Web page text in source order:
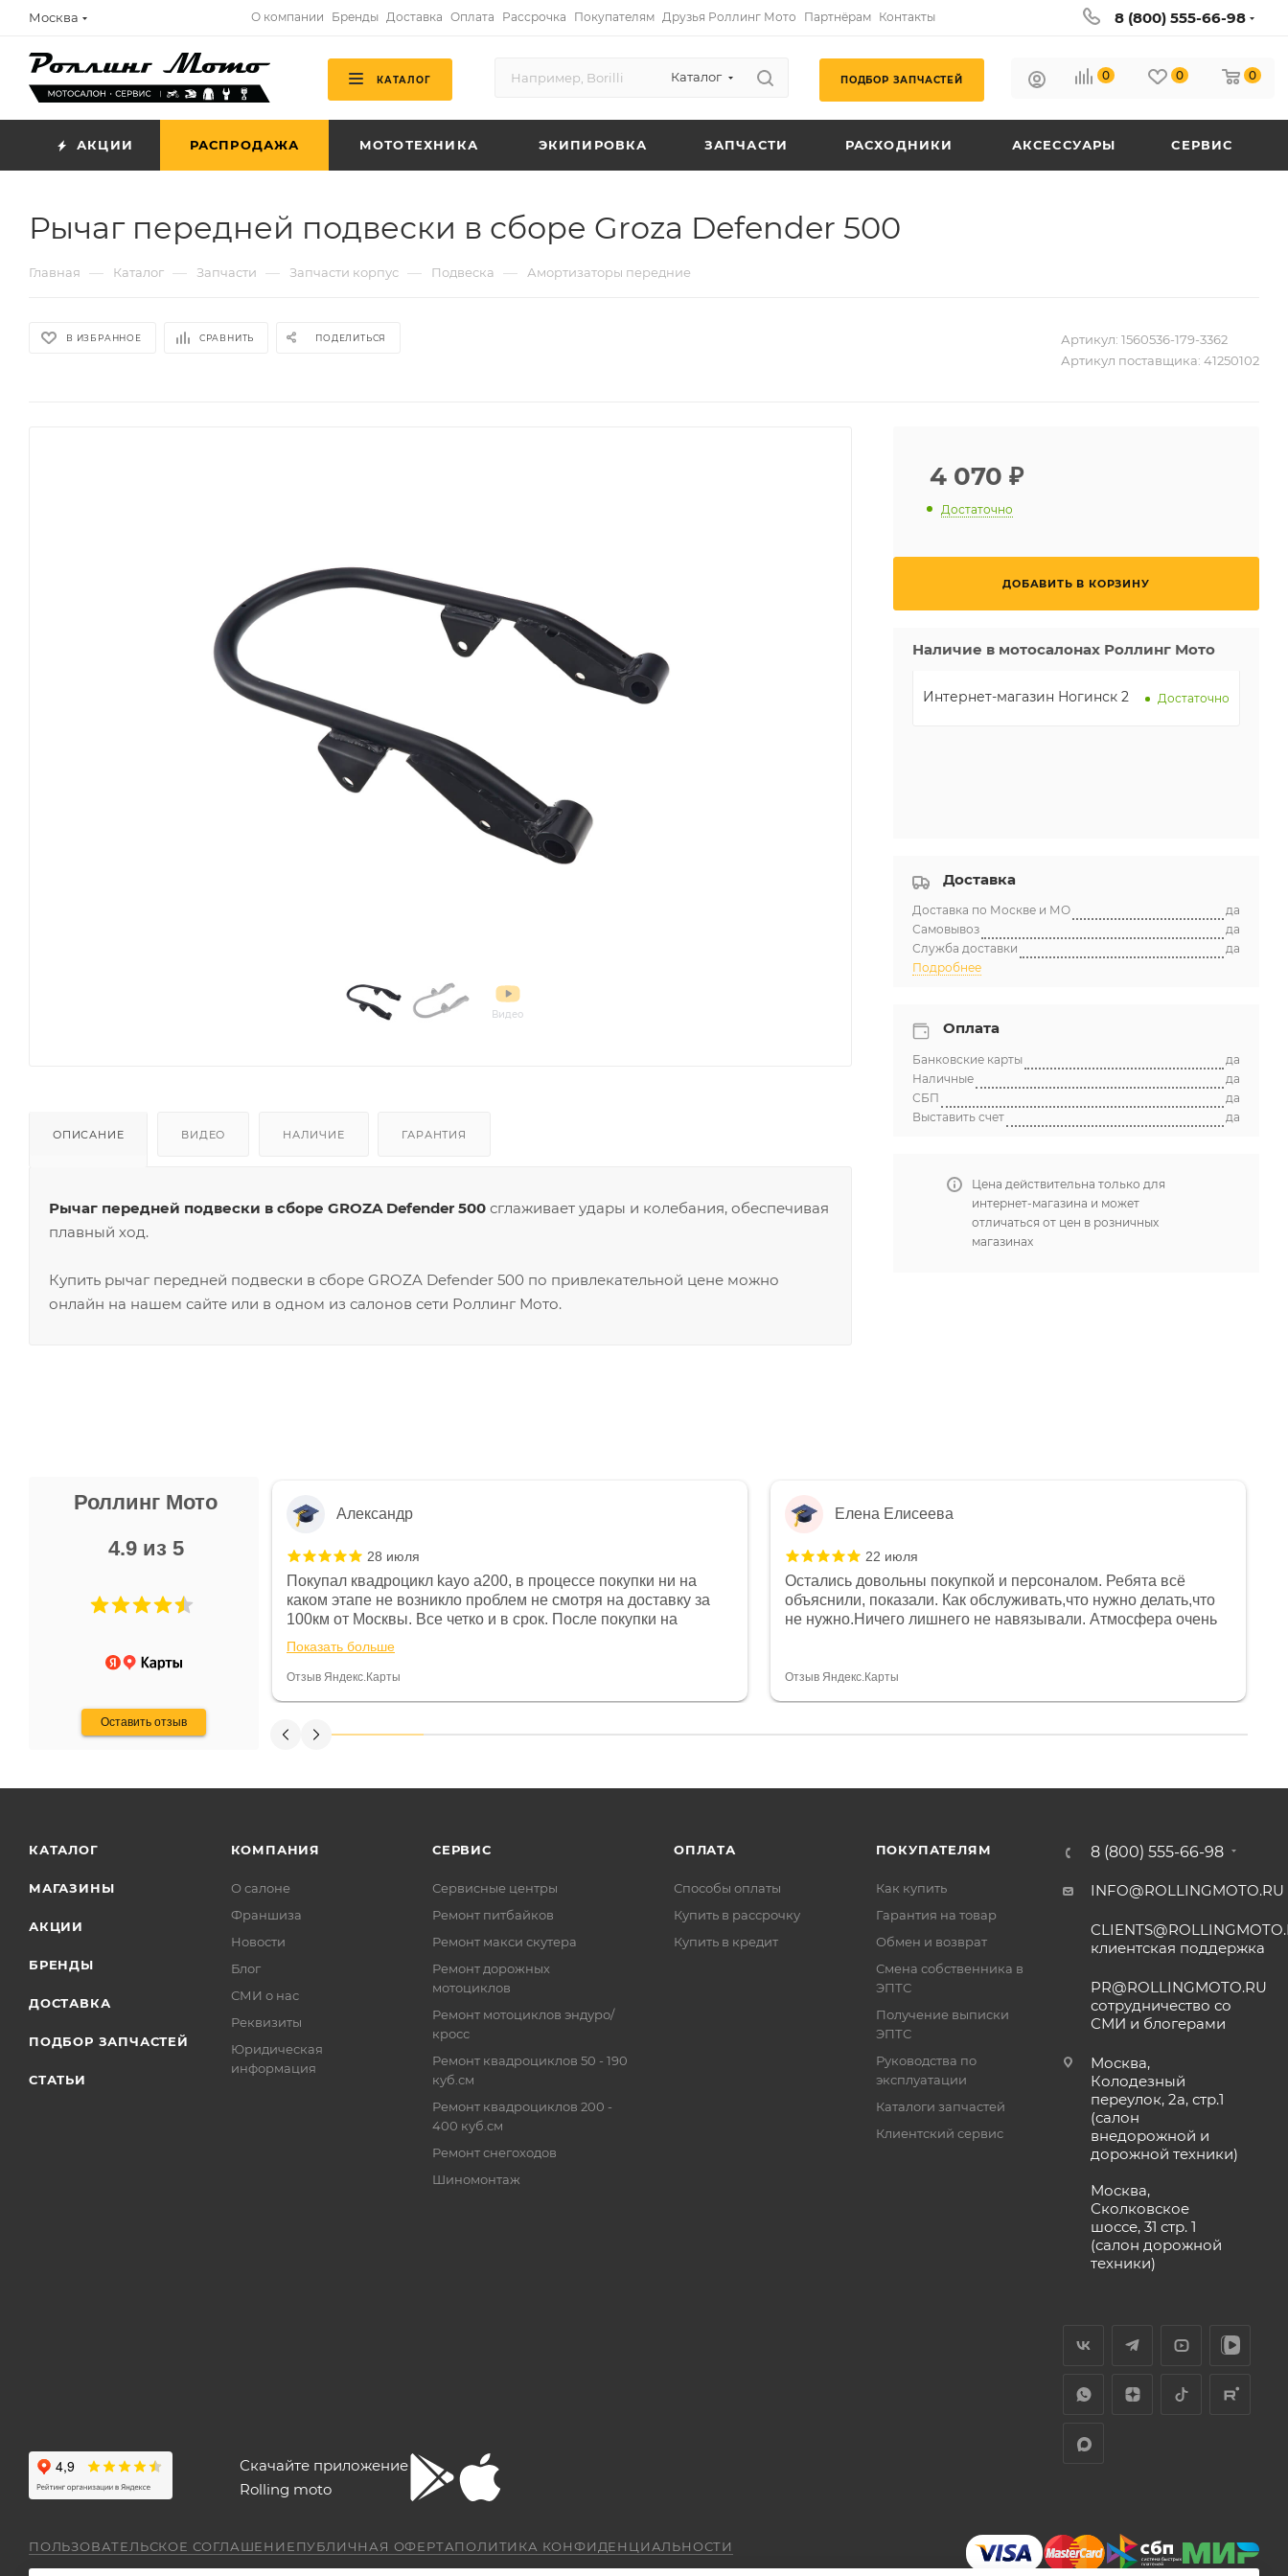
Москва О компании Бренды Доставка Оплата Рассрочка Покупателям Друзья Роллинг Мото Партнёрам Контакты 8 (800) 555-66-98
КАТАЛОГ Каталог ПОДБОР ЗАПЧАСТЕЙ 0 0 0
АКЦИИ РАСПРОДАЖА МОТОТЕХНИКА ЭКИПИРОВКА ЗАПЧАСТИ РАСХОДНИКИ АКСЕССУАРЫ СЕРВИС
Рычаг передней подвески в сборе Groza Defender 500
Главная — Каталог — Запчасти — Запчасти корпус — Подвеска — Амортизаторы передние
В ИЗБРАННОЕ СРАВНИТЬ ПОДЕЛИТЬСЯ Артикул: 1560536-179-3362
Артикул поставщика: 41250102
Видео
ОПИСАНИЕ ВИДЕО НАЛИЧИЕ ГАРАНТИЯ
Рычаг передней подвески в сборе GROZA Defender 500 сглаживает удары и колебания, обеспечивая
плавный ход.
Купить рычаг передней подвески в сборе GROZA Defender 500 по привлекательной цене можно
онлайн на нашем сайте или в одном из салонов сети Роллинг Мото.
4 070 ₽
Достаточно
ДОБАВИТЬ В КОРЗИНУ
Наличие в мотосалонах Роллинг Мото
Интернет-магазин Ногинск 2 Достаточно
Доставка
Доставка по Москве и МО
да
Самовывоз
да
Служба доставки
да
Подробнее
Оплата
Банковские карты
да
Наличные
да
СБП
да
Выставить счет
да
Цена действительна только для
интернет-магазина и может
отличаться от цен в розничных
магазинах
Роллинг Мото
4.9 из 5
Оставить отзыв
Не понравились условия
и дают только на год)
Александр
28 июля
Покупал квадроцикл kayo a200, в процессе покупки ни на
каком этапе не возникло проблем не смотря на доставку за
100км от Москвы. Все четко и в срок. После покупки на
спидометре всегда был 0, при этом представители магазина
постоянно были на связи и в итоге проблема была решена.
Считаю, что это говорит о небезразличии к клиенту после
Показать больше
Отзыв Яндекс.Карты
Елена Елисеева
22 июля
Остались довольны покупкой и персоналом. Ребята всё
объяснили, показали. Как обслуживать,что нужно делать,что
не нужно.Ничего лишнего не навязывали. Атмосфера очень
огромное спасибо Дмитрию, за клиентоориентированность и
Отзыв Яндекс.Карты
КАТАЛОГ
МАГАЗИНЫ
АКЦИИ
БРЕНДЫ
ДОСТАВКА
ПОДБОР ЗАПЧАСТЕЙ
СТАТЬИ
КОМПАНИЯ
О салоне
Франшиза
Новости
Блог
СМИ о нас
Реквизиты
Юридическая
информация
СЕРВИС
Сервисные центры
Ремонт питбайков
Ремонт макси скутера
Ремонт дорожных
мотоциклов
Ремонт мотоциклов эндуро/
кросс
Ремонт квадроциклов 50 - 190
куб.см
Ремонт квадроциклов 200 -
400 куб.см
Ремонт снегоходов
Шиномонтаж
ОПЛАТА
Способы оплаты
Купить в рассрочку
Купить в кредит
ПОКУПАТЕЛЯМ
Как купить
Гарантия на товар
Обмен и возврат
Смена собственника в
ЭПТС
Получение выписки
ЭПТС
Руководства по
эксплуатации
Каталоги запчастей
Клиентский сервис
8 (800) 555-66-98
INFO@ROLLINGMOTO.RU
клиентская поддержка
PR@ROLLINGMOTO.RU
сотрудничество со
СМИ и блогерами
Москва,
Колодезный
переулок, 2а, стр.1
(салон
внедорожной и
дорожной техники)
Москва,
Сколковское
шоссе, 31 стр. 1
(салон дорожной
техники)
Скачайте приложение
Rolling moto
ПОЛЬЗОВАТЕЛЬСКОЕ СОГЛАШЕНИЕПУБЛИЧНАЯ ОФЕРТАПОЛИТИКА КОНФИДЕНЦИАЛЬНОСТИ